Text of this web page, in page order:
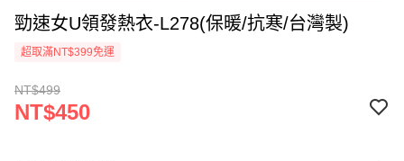
勁速女U領發熱衣-L278(保暖/抗寒/台灣製)
超取滿NT$399免運
NT$499
NT$450